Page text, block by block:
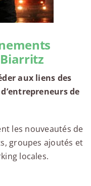
aux liens des
de
les nouveautés de
groupes ajoutés et
locales.